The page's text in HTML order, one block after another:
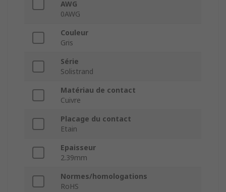
AWG
0AWG
Couleur
Gris
Série
Solistrand
Matériau de contact
Cuivre
Placage du contact
Etain
Epaisseur
2.39mm
Normes/homologations
RoHS